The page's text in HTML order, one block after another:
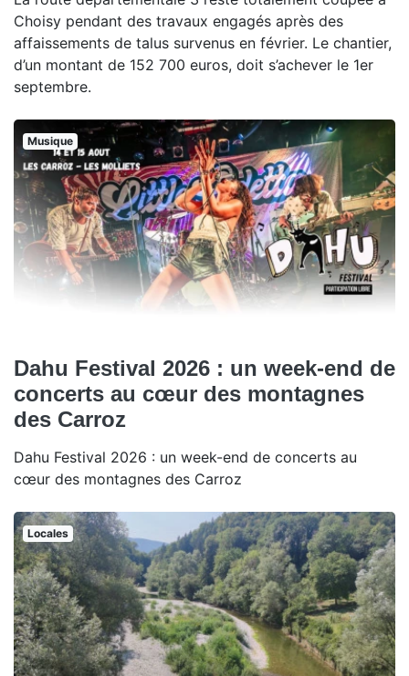
Choisy pendant des travaux engagés après des
affaissements de talus survenus en février. Le chantier,
d’un montant de 152 700 euros, doit s’achever le 1er
septembre.
Musique
Dahu Festival 2026 : un week-end de
concerts au cœur des montagnes
des Carroz
Dahu Festival 2026 : un week-end de concerts au
cœur des montagnes des Carroz
Locales